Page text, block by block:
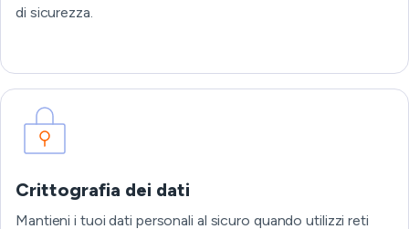
di sicurezza.
Crittografia dei dati
Mantieni i tuoi dati personali al sicuro quando utilizzi reti